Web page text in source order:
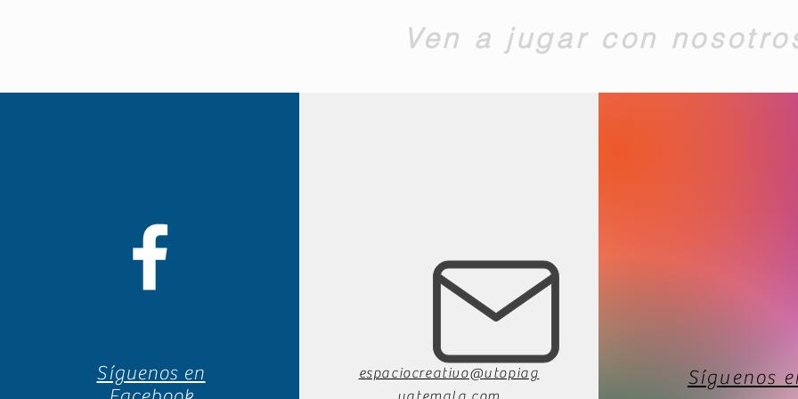
Ven a jugar con
Síguenos en
espaciocreativo@utopiag
Síguenos